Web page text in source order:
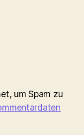
um Spam zu